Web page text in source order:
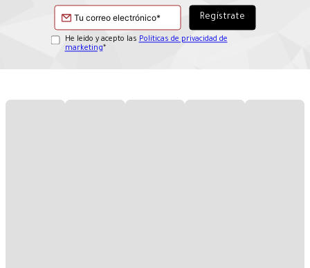
He leído y acepto lasPolíticas de privacidad de
marketing*